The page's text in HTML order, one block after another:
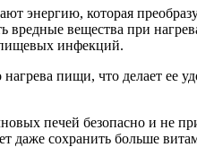
энергию, которая
вредные вещества при
пищевых инфекций.
пищи, что делает ее
печей безопасно и не
даже сохранить больше